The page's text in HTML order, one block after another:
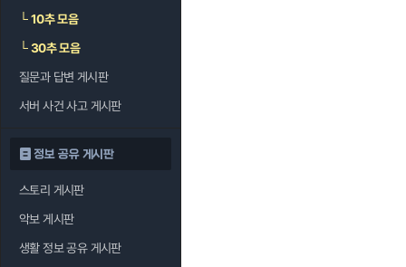
└10추 모음
└30추 모음
질문과 답변 게시판
서버 사건 사고 게시판
정보 공유 게시판
스토리 게시판
악보 게시판
생활 정보 공유 게시판